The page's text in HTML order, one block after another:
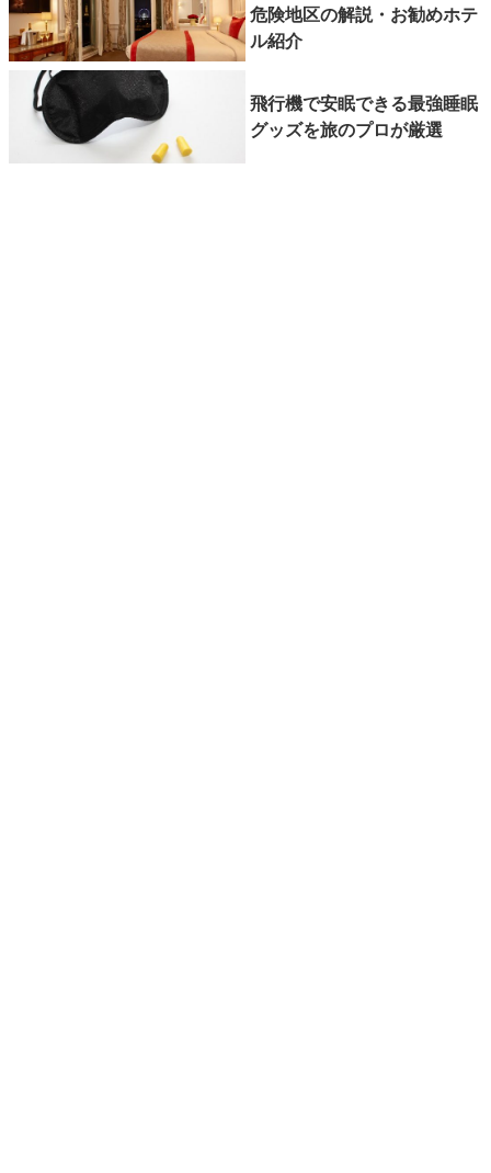
危険地区の解説・お勧めホテ
ル紹介
飛行機で安眠できる最強睡眠
グッズを旅のプロが厳選